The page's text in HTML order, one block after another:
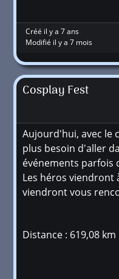
Créé il y a 7 ans
Modifié il y a 7 mois
Cosplay Fest
Aujourd'hui, avec le
plus besoin d'aller
événements parfois
Les héros viendront
viendront vous
Distance : 619,08 km